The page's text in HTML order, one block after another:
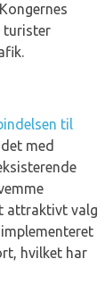
turister
til
med
attraktivt valg
hvilket har